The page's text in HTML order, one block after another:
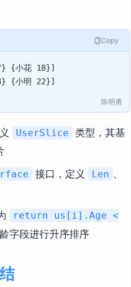
Copy
{小花 18}]
陈明勇
UserSlice
类型，其基
接口，定义 Len 、
return us[i].Age <
字段进行升序排序